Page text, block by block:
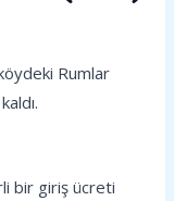
Rumlar
bir giriş ücreti